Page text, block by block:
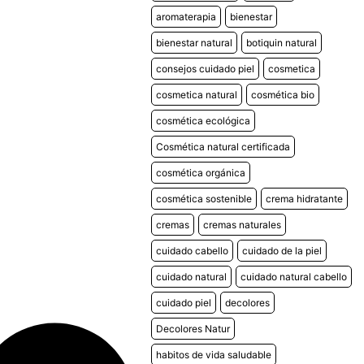
aromaterapia bienestar
bienestar natural botiquin natural
consejos cuidado piel cosmetica
cosmetica natural cosmética bio
cosmética ecológica
Cosmética natural certificada
cosmética orgánica
cosmética sostenible crema hidratante
cremas cremas naturales
cuidado cabello cuidado de la piel
cuidado natural cuidado natural cabello
cuidado piel decolores
Decolores Natur
habitos de vida saludable
canjear el
del descuento.